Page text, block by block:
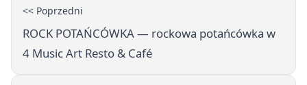
<< Poprzedni
ROCK POTAŃCÓWKA — rockowa potańcówka w
4 Music Art Resto & Café